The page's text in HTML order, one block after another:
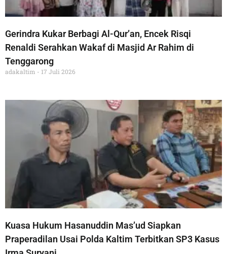
Gerindra Kukar Berbagi Al-Qur’an, Encek Risqi
Renaldi Serahkan Wakaf di Masjid Ar Rahim di
Tenggarong
adakaltim 17 Juli 2026
Kuasa Hukum Hasanuddin Mas’ud Siapkan
Praperadilan Usai Polda Kaltim Terbitkan SP3 Kasus